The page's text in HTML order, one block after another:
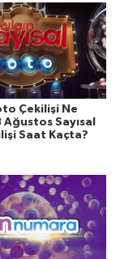
Çekilişi Ne
Ağustos Sayısal
Saat Kaçta?